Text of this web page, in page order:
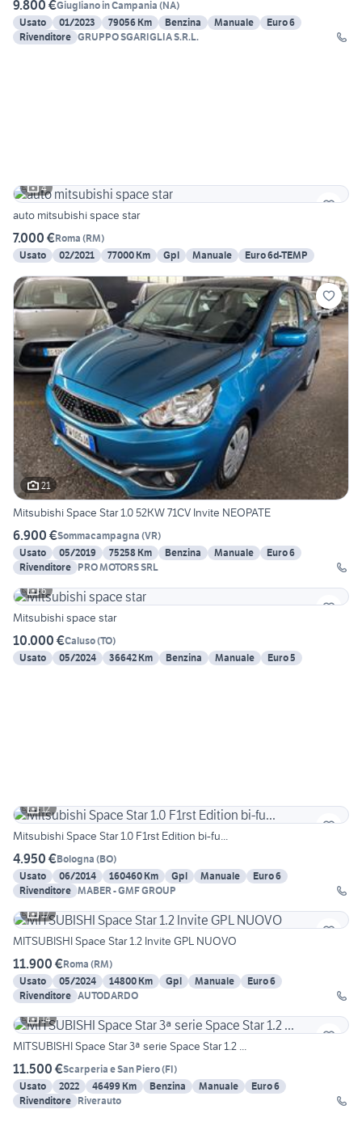
9.800 €Giugliano in Campania (NA)
Usato
01/2023 79056 Km Benzina Manuale
Euro 6
Rivenditore GRUPPO SGARIGLIA S.R.L.
4
auto mitsubishi space star
7.000 €Roma (RM)
Usato
02/2021 77000 Km Gpl Manuale Euro 6d-TEMP
21
Mitsubishi Space Star 1.0 52KW 71CV Invite NEOPATE
6.900 €Sommacampagna (VR)
Usato
05/2019 75258 Km Benzina Manuale
Euro 6
Rivenditore PRO MOTORS SRL
6
Mitsubishi space star
10.000 €Caluso(TO)
Usato
05/2024 36642 Km Benzina Manuale Euro 5
12
Mitsubishi Space Star 1.0 F1rst Edition bi-fu...
4.950 €Bologna (BO)
Usato
06/2014 160460 Km Gpl Manuale
Euro 6
Rivenditore MABER - GMF GROUP
17
MITSUBISHI Space Star 1.2 Invite GPL NUOVO
11.900 €Roma (RM)
Usato
05/2024 14800 Km Gpl Manuale
Euro 6
Rivenditore AUTODARDO
14
MITSUBISHI Space Star 3ª serie Space Star 1.2 ...
11.500 €Scarperia e San Piero(FI)
Usato
2022 46499 Km Benzina Manuale
Euro 6
Rivenditore Riverauto